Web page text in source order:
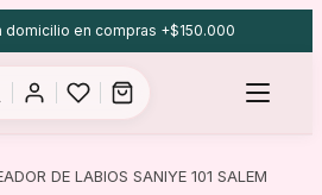
domicilio en compras +$150.000
DE LABIOS SANIYE 101 SALEM